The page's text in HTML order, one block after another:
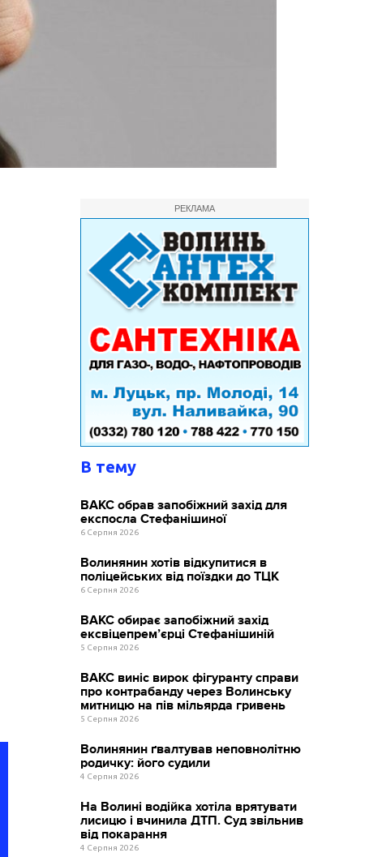
РЕКЛАМА
В тему
ВАКС обрав запобіжний захід для
експосла Стефанішиної
6 Серпня 2026
Волинянин хотів відкупитися в
поліцейських від поїздки до ТЦК
6 Серпня 2026
ВАКС обирає запобіжний захід
ексвіцепрем’єрці Стефанішиній
5 Серпня 2026
ВАКС виніс вирок фігуранту справи
про контрабанду через Волинську
митницю на пів мільярда гривень
5 Серпня 2026
Волинянин ґвалтував неповнолітню
родичку: його судили
4 Серпня 2026
На Волині водійка хотіла врятувати
лисицю і вчинила ДТП. Суд звільнив
від покарання
4 Серпня 2026